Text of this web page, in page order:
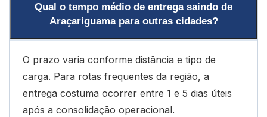
Qual o tempo médio de entrega saindo de
Araçariguama para outras cidades?
O prazo varia conforme distância e tipo de
carga. Para rotas frequentes da região, a
entrega costuma ocorrer entre 1 e 5 dias úteis
após a consolidação operacional.